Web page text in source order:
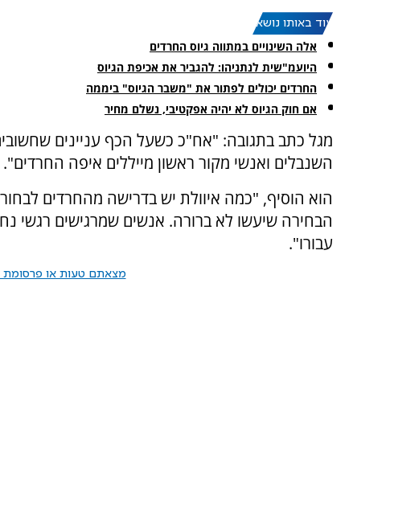
עוד באותו נושא:
אלה השינויים במתווה גיוס החרדים
היועמ"שית לנתניהו: להגביר את אכיפת הגיוס
החרדים יכולים לפתור את "משבר הגיוס" ביממה
אם חוק הגיוס לא יהיה אפקטיבי, נשלם מחיר
מגל כתב בתגובה: "אח"כ כשעל הכף עניינים
השנבלים ואנשי מקור ראשון מייללים איפה החרדים".
הוא הוסיף, "כמה איוולת יש בדרישה מהחרדים
הבחירה שיעשו לא ברורה. אנשים שמרגישים רגשי
עבורו".
מצאתם טעות או פרסומת